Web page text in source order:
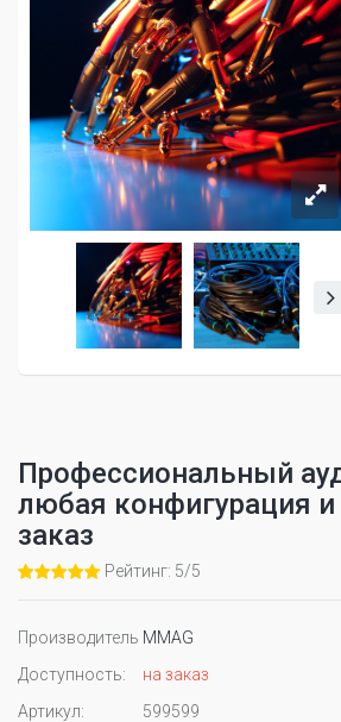
Профессиональный
любая конфигурация и
заказ
Рейтинг: 5/5
Производитель MMAG
Доступность:
на заказ
Артикул:
599599